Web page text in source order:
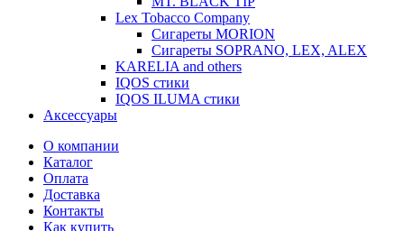
Lex Tobacco Company
Сигареты MORION
Сигареты SOPRANO, LEX, ALEX
KARELIA and others
IQOS стики
IQOS ILUMA стики
Аксессуары
О компании
Каталог
Оплата
Доставка
Контакты
Как купить